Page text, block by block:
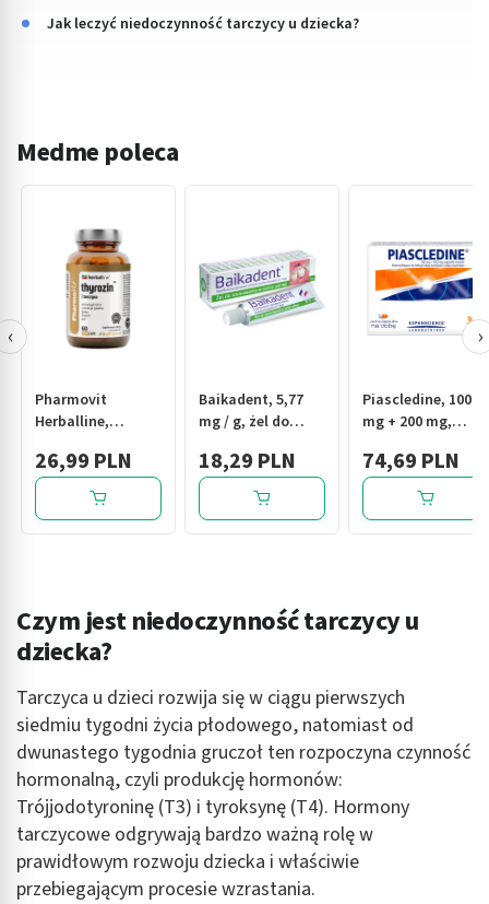
Jak leczyć niedoczynność tarczycy u dziecka?
Medme poleca
Pharmovit
Herballine,
tarczyca,
kapsułki, 60 szt.
26,99 PLN
Baikadent, 5,77
mg / g, żel do
jamie ustnej, 15 g
18,29 PLN
Piascledine, 100
mg + 200 mg,
30 szt.
74,69 PLN
‹ ›
Czym jest niedoczynność tarczycy u
dziecka?
Tarczyca u dzieci rozwija się w ciągu pierwszych
siedmiu tygodni życia płodowego, natomiast od
dwunastego tygodnia gruczoł ten rozpoczyna czynność
hormonalną, czyli produkcję hormonów:
Trójjodotyroninę (T3) i tyroksynę (T4). Hormony
tarczycowe odgrywają bardzo ważną rolę w
prawidłowym rozwoju dziecka i właściwie
przebiegającym procesie wzrastania.